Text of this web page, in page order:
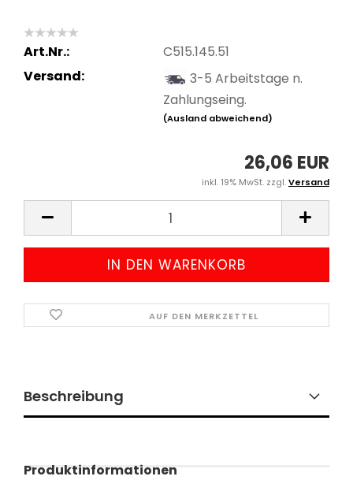
Art.Nr.:
C515.145.51
Versand:
3-5 Arbeitstage n.
Zahlungseing.
(Ausland abweichend)
26,06 EUR
inkl. 19% MwSt. zzgl.Versand
AUF DEN MERKZETTEL
Beschreibung
Produktinformationen